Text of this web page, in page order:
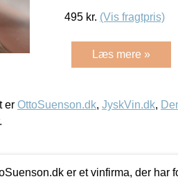
495 kr. (Vis fragtpris)
Læs mere »
er OttoSuenson.dk, JyskVin.dk,
er et vinfirma, der har